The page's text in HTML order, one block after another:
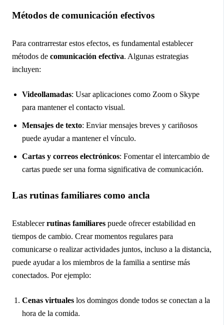
Métodos de comunicación efectivos
Para contrarrestar estos efectos, es fundamental establecer
métodos de comunicación efectiva. Algunas estrategias
incluyen:
Videollamadas: Usar aplicaciones como Zoom o Skype
para mantener el contacto visual.
Mensajes de texto: Enviar mensajes breves y cariñosos
puede ayudar a mantener el vínculo.
Cartas y correos electrónicos: Fomentar el intercambio de
cartas puede ser una forma significativa de comunicación.
Las rutinas familiares como ancla
Establecerrutinas familiares puede ofrecer estabilidad en
tiempos de cambio. Crear momentos regulares para
comunicarse o realizar actividades juntos, incluso a la distancia,
puede ayudar a los miembros de la familia a sentirse más
conectados. Por ejemplo:
Cenas virtuales los domingos donde todos se conectan a la
hora de la comida.